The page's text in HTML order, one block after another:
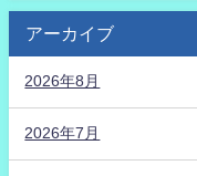
アーカイブ
2026年8月
2026年7月